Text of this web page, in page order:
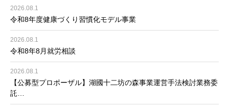
2026.08.1
令和8年度健康づくり習慣化モデル事業
2026.08.1
令和8年8月就労相談
2026.08.1
【公募型プロポーザル】湖國十二坊の森事業運営手法検討業務委
託…